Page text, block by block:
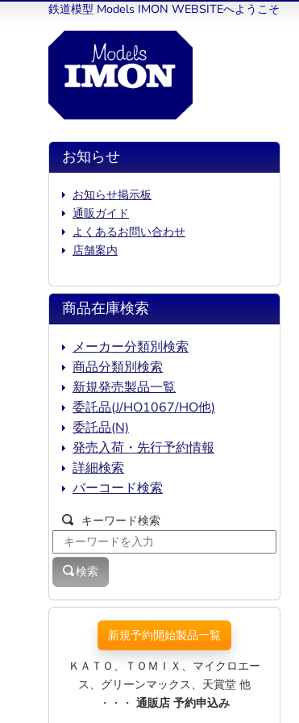
鉄道模型 Models IMON WEBSITEへようこそ
お知らせ
お知らせ掲示板
通販ガイド
よくあるお問い合わせ
店舗案内
商品在庫検索
メーカー分類別検索
商品分類別検索
新規発売製品一覧
委託品(J/HO1067/HO他)
委託品(N)
発売入荷・先行予約情報
詳細検索
バーコード検索
キーワード検索
検索
新規予約開始製品一覧
ＫＡＴＯ、ＴＯＭＩＸ、マイクロエー
ス、グリーンマックス、天賞堂 他
・・・ 通販店 予約申込み